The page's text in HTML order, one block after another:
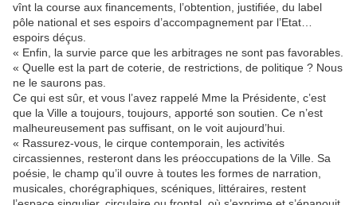
vînt la course aux financements, l’obtention, justifiée, du label
pôle national et ses espoirs d’accompagnement par l’Etat…
espoirs déçus.
« Enfin, la survie parce que les arbitrages ne sont pas favorables.
« Quelle est la part de coterie, de restrictions, de politique ? Nous
ne le saurons pas.
Ce qui est sûr, et vous l’avez rappelé Mme la Présidente, c’est
que la Ville a toujours, toujours, apporté son soutien. Ce n’est
malheureusement pas suffisant, on le voit aujourd’hui.
« Rassurez-vous, le cirque contemporain, les activités
circassiennes, resteront dans les préoccupations de la Ville. Sa
poésie, le champ qu’il ouvre à toutes les formes de narration,
musicales, chorégraphiques, scéniques, littéraires, restent